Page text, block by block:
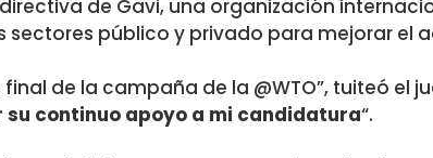
de Gavi, una organización
sectores público y privado para mejorar el
de la campaña de la @WTO”, tuiteó el
su continuo apoyo a mi candidatura“.